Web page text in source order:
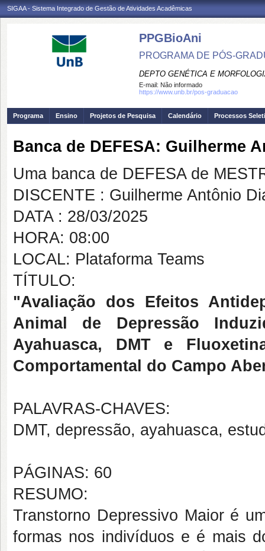
SIGAA - Sistema Integrado de Gestão de Atividades Acadêmicas
PPGBioAni
PROGRAMA DE PÓS-
DEPTO GENÉTICA E
E-mail: Não informado
https://www.unb.br/pos-graduacao
Programa Ensino Projetos de Pesquisa Calendário Processos
Banca de DEFESA: Guilherme
Uma banca de DEFESA de
DISCENTE : Guilherme Antônio
DATA : 28/03/2025
HORA: 08:00
LOCAL: Plataforma Teams
TÍTULO:
"Avaliação dos Efeitos
Animal de Depressão
Ayahuasca, DMT e
Comportamental do Campo
PALAVRAS-CHAVES:
DMT, depressão, ayahuasca,
PÁGINAS: 60
RESUMO:
Transtorno Depressivo Maior é
formas nos indivíduos e é mais